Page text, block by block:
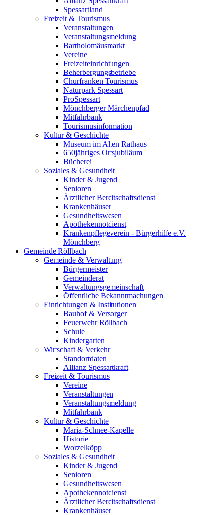
Spessartland
Freizeit & Tourismus
Veranstaltungen
Veranstaltungsmeldung
Bartholomäusmarkt
Vereine
Freizeiteinrichtungen
Beherbergungsbetriebe
Churfranken Tourismus
Naturpark Spessart
ProSpessart
Mönchberger Märchenpfad
Mitfahrbank
Tourismusinformation
Kultur & Geschichte
Museum im Alten Rathaus
650jähriges Ortsjubiläum
Bücherei
Soziales & Gesundheit
Kinder & Jugend
Senioren
Ärztlicher Bereitschaftsdienst
Krankenhäuser
Gesundheitswesen
Apothekennotdienst
Krankenpflegeverein - Bürgerhilfe e.V.
Mönchberg
Gemeinde Röllbach
Gemeinde & Verwaltung
Bürgermeister
Gemeinderat
Verwaltungsgemeinschaft
Öffentliche Bekanntmachungen
Einrichtungen & Institutionen
Bauhof & Versorger
Feuerwehr Röllbach
Schule
Kindergarten
Wirtschaft & Verkehr
Standortdaten
Allianz Spessartkraft
Freizeit & Tourismus
Vereine
Veranstaltungen
Veranstaltungsmeldung
Mitfahrbank
Kultur & Geschichte
Maria-Schnee-Kapelle
Historie
Worzelköpp
Soziales & Gesundheit
Kinder & Jugend
Senioren
Gesundheitswesen
Apothekennotdienst
Ärztlicher Bereitschaftsdienst
Krankenhäuser